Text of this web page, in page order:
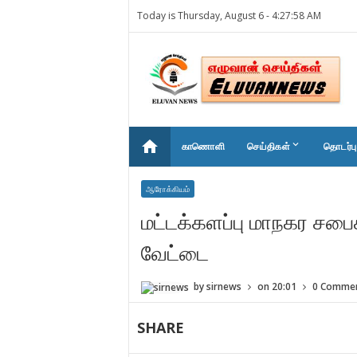
Today is Thursday, August 6 - 4:27:58 AM
home காணொளி செய்திகள் keyboard_arrow_down
ஆரோக்கியம்
மட்டக்களப்பு மாநகர
வேட்டை
bysirnews on 20:01 0
SHARE